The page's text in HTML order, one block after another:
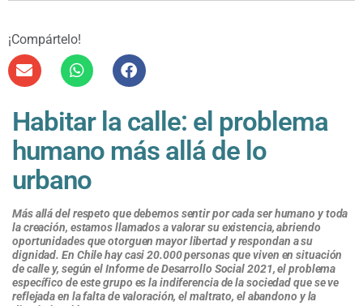
¡Compártelo!
Habitar la calle: el problema
humano más allá de lo
urbano
Más allá del respeto que debemos sentir por cada ser humano y toda
la creación, estamos llamados a valorar su existencia, abriendo
oportunidades que otorguen mayor libertad y respondan a su
dignidad. En Chile hay casi 20.000 personas que viven en situación
de calle y, según el Informe de Desarrollo Social 2021, el problema
específico de este grupo es la indiferencia de la sociedad que se ve
reflejada en la falta de valoración, el maltrato, el abandono y la